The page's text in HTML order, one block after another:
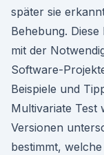
später sie
Behebung.
mit der
Software-
Beispiele und
Multivariate Test
Versionen
bestimmt,